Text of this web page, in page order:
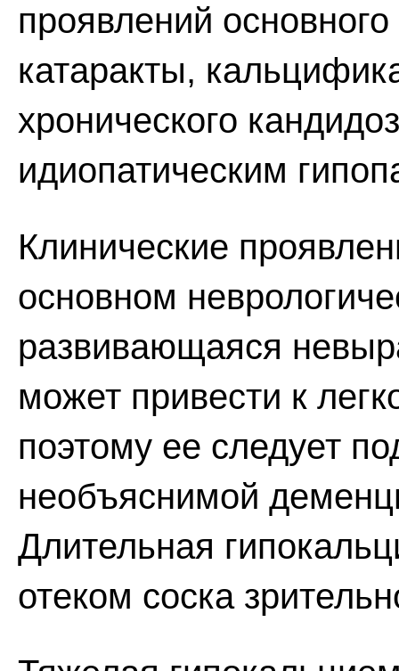
проявлений
катаракты,
хронического
идиопатическим
Клинические
основном
развивающаяся
может привести к
поэтому ее следует
необъяснимой
Длительная
отеком соска